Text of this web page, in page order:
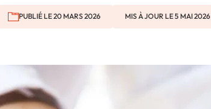
PUBLIÉ LE 20 MARS 2026 MIS À JOUR LE 5 MAI 2026